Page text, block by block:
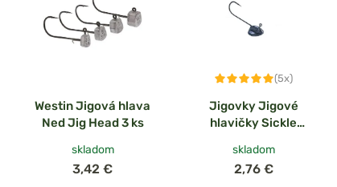
Westin Jigová hlava
Ned Jig Head 3 ks
skladom
3,42 €
(5x)
Jigovky Jigové
hlavičky Sickle
skladom
2,76 €